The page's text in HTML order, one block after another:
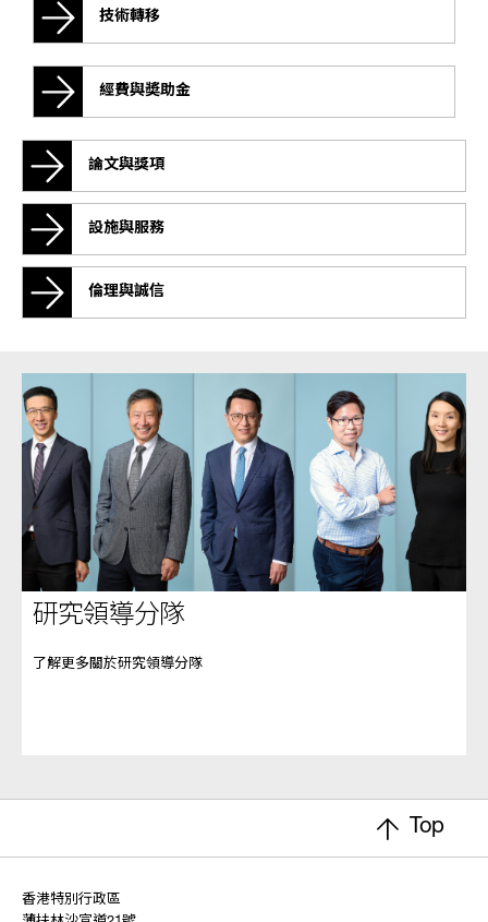
技術轉移
經費與奬助金
論文與獎項
設施與服務
倫理與誠信
研究領導分隊
了解更多關於研究領導分隊
Top
香港特別行政區